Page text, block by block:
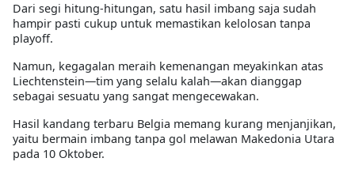
Dari segi hitung-hitungan, satu hasil imbang saja sudah
hampir pasti cukup untuk memastikan kelolosan tanpa
playoff.
Namun, kegagalan meraih kemenangan meyakinkan atas
Liechtenstein—tim yang selalu kalah—akan dianggap
sebagai sesuatu yang sangat mengecewakan.
Hasil kandang terbaru Belgia memang kurang menjanjikan,
yaitu bermain imbang tanpa gol melawan Makedonia Utara
pada 10 Oktober.